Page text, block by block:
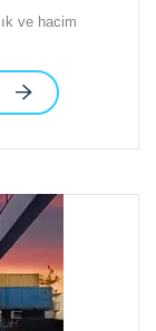
ve hacim